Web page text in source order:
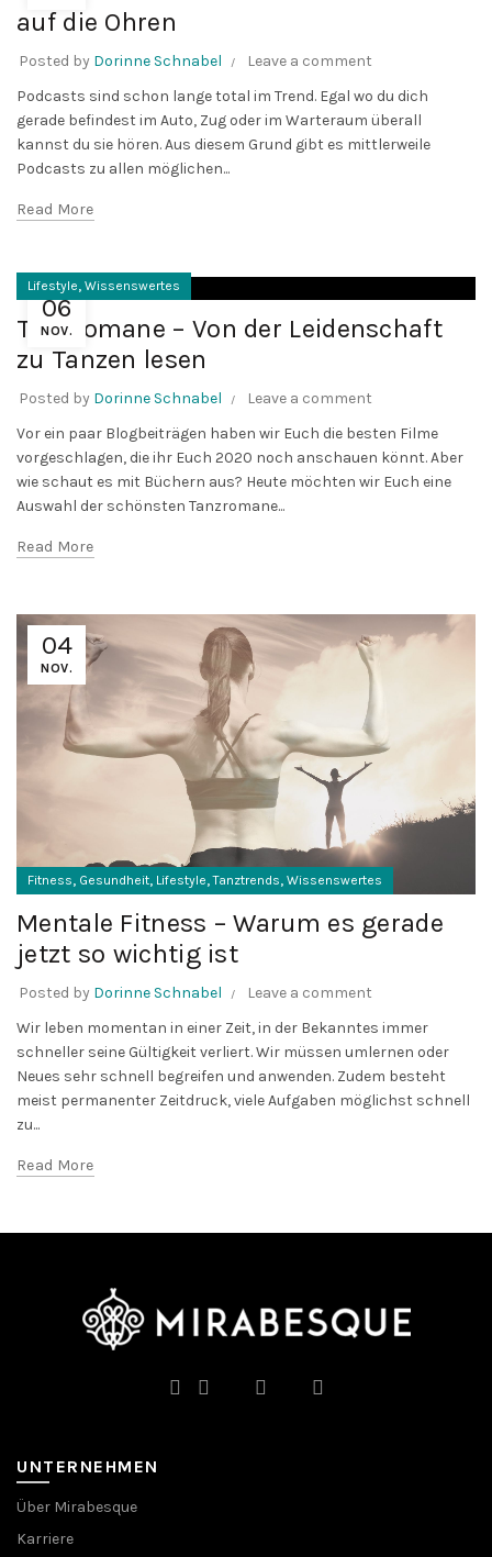
auf die Ohren
Posted by Dorinne Schnabel
Leave a comment
Podcasts sind schon lange total im Trend. Egal wo du dich
gerade befindest im Auto, Zug oder im Warteraum überall
kannst du sie hören. Aus diesem Grund gibt es mittlerweile
Podcasts zu allen möglichen...
Read More
06
NOV.
Lifestyle, Wissenswertes
Tanzromane – Von der Leidenschaft
zu Tanzen lesen
Posted by Dorinne Schnabel
Leave a comment
Vor ein paar Blogbeiträgen haben wir Euch die besten Filme
vorgeschlagen, die ihr Euch 2020 noch anschauen könnt. Aber
wie schaut es mit Büchern aus? Heute möchten wir Euch eine
Auswahl der schönsten Tanzromane...
Read More
04
NOV.
Fitness, Gesundheit, Lifestyle,Tanztrends, Wissenswertes
Mentale Fitness – Warum es gerade
jetzt so wichtig ist
Posted by Dorinne Schnabel
Leave a comment
Wir leben momentan in einer Zeit, in der Bekanntes immer
schneller seine Gültigkeit verliert. Wir müssen umlernen oder
Neues sehr schnell begreifen und anwenden. Zudem besteht
meist permanenter Zeitdruck, viele Aufgaben möglichst schnell
zu...
Read More
UNTERNEHMEN
Über Mirabesque
Karriere